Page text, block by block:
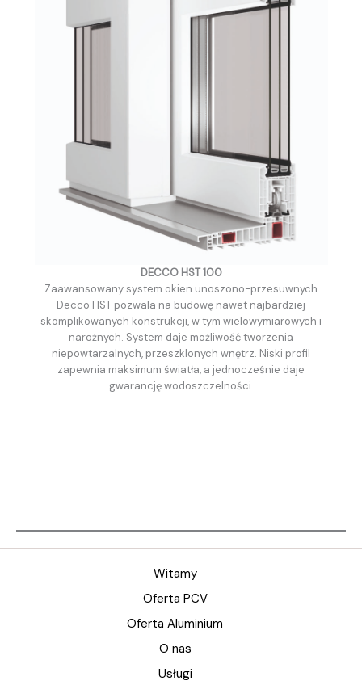
DECCO HST 100
Zaawansowany system okien unoszono-przesuwnych
Decco HST pozwala na budowę nawet najbardziej
skomplikowanych konstrukcji, w tym wielowymiarowych i
narożnych. System daje możliwość tworzenia
niepowtarzalnych, przeszklonych wnętrz. Niski profil
zapewnia maksimum światła, a jednocześnie daje
gwarancję wodoszczelności.
Witamy
Oferta PCV
Oferta Aluminium
O nas
Usługi